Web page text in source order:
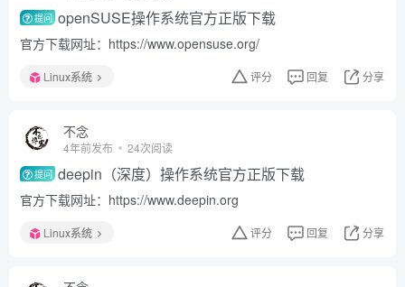
提问 openSUSE操作系统官方正版下载
官方下载网址：https://www.opensuse.org/
Linux系统 评分 回复 分享
不念
4年前发布 24次阅读
提问 deepin（深度）操作系统官方正版下载
官方下载网址：https://www.deepin.org
Linux系统 评分 回复 分享